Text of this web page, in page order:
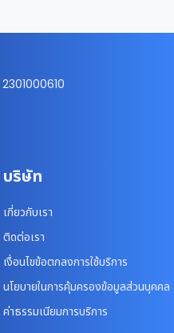
บริษัท
เกี่ยวกับเรา
ติดต่อเรา
เงื่อนไขข้อตกลงการใช้บริการ
นโยบายในการคุ้มครองข้อมูลส่วนบุคคล
ค่าธรรมเนียมการบริการ